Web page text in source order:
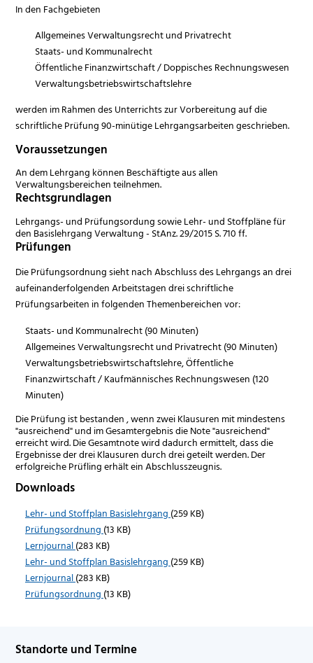
In den Fachgebieten
Allgemeines Verwaltungsrecht und Privatrecht
Staats- und Kommunalrecht
Öffentliche Finanzwirtschaft / Doppisches Rechnungswesen
Verwaltungsbetriebswirtschaftslehre
werden im Rahmen des Unterrichts zur Vorbereitung auf die
schriftliche Prüfung 90-minütige Lehrgangsarbeiten geschrieben.
Voraussetzungen
An dem Lehrgang können Beschäftigte aus allen
Verwaltungsbereichen teilnehmen.
Rechtsgrundlagen
Lehrgangs- und Prüfungsordung sowie Lehr- und Stoffpläne für
den Basislehrgang Verwaltung - StAnz. 29/2015 S. 710 ff.
Prüfungen
Die Prüfungsordnung sieht nach Abschluss des Lehrgangs an drei
aufeinanderfolgenden Arbeitstagen drei schriftliche
Prüfungsarbeiten in folgenden Themenbereichen vor:
Staats- und Kommunalrecht (90 Minuten)
Allgemeines Verwaltungsrecht und Privatrecht (90 Minuten)
Verwaltungsbetriebswirtschaftslehre, Öffentliche
Finanzwirtschaft / Kaufmännisches Rechnungswesen (120
Minuten)
Die Prüfung ist bestanden , wenn zwei Klausuren mit mindestens
"ausreichend" und im Gesamtergebnis die Note "ausreichend"
erreicht wird. Die Gesamtnote wird dadurch ermittelt, dass die
Ergebnisse der drei Klausuren durch drei geteilt werden. Der
erfolgreiche Prüfling erhält ein Abschlusszeugnis.
Downloads
Lehr- und Stoffplan Basislehrgang (259 KB)
Prüfungsordnung (13 KB)
Lernjournal(283 KB)
Lehr- und Stoffplan Basislehrgang (259 KB)
Lernjournal(283 KB)
Prüfungsordnung (13 KB)
Standorte und Termine